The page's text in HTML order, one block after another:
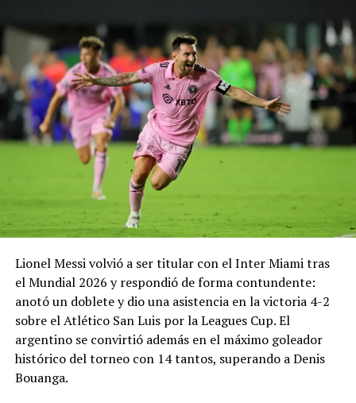
— Real Madrid C.F.
(@realmadrid)August
6, 2026
Comparte esto:
Facebook X
Me gusta esto:
Lionel Messi volvió a ser titular con el Inter Miami tras
el Mundial 2026 y respondió de forma contundente:
anotó un doblete y dio una asistencia en la victoria 4-2
sobre el Atlético San Luis por la Leagues Cup. El
argentino se convirtió además en el máximo goleador
histórico del torneo con 14 tantos, superando a Denis
Bouanga.